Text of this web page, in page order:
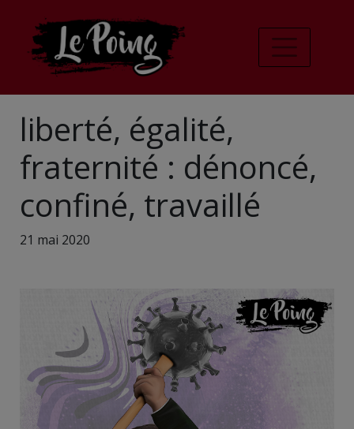
liberté, égalité,
fraternité : dénoncé,
confiné, travaillé
21 mai 2020